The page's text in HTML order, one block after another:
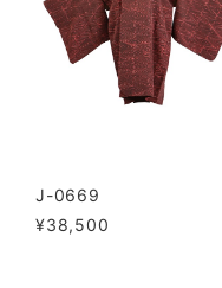
J-0669
¥38,500